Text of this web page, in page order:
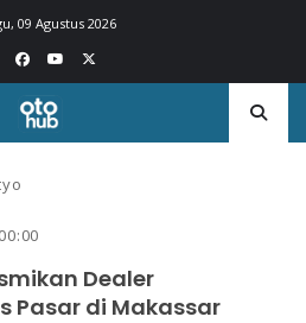
09 Agustus 2026
Dealer
Pasar di Makassar